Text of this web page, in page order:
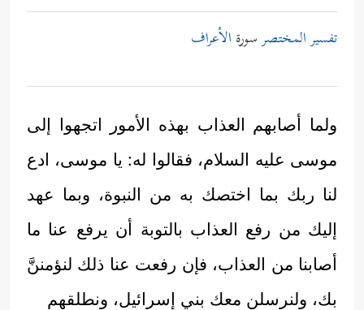
تفسير المختصرسورة الأعراف
ولما أصابهم العذاب بهذه الأمور اتجهوا إلى
موسى عليه السلام، فقالوا له: يا موسى، ادع
لنا ربك بما اختصك به من النبوة، وبما عهد
إليك من رفع العذاب بالتوبة أن يرفع عنا ما
أصابنا من العذاب، فإن رفعت عنا ذلك لنؤمننَّ
بك، ولنرسلن معك بني إسرائيل، ونطلقهم